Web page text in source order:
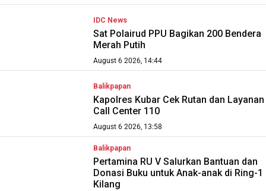
IDC News
Sat Polairud PPU Bagikan 200 Bendera
Merah Putih
August 6 2026, 14:44
Balikpapan
Kapolres Kubar Cek Rutan dan Layanan
Call Center 110
August 6 2026, 13:58
Balikpapan
Pertamina RU V Salurkan Bantuan dan
Donasi Buku untuk Anak-anak di Ring-1
Kilang